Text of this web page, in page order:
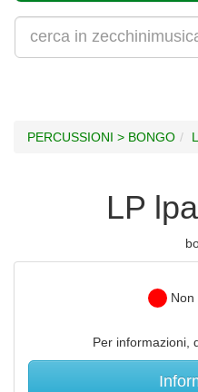
PERCUSSIONI > BONGO
LP
Non
Per informazioni,